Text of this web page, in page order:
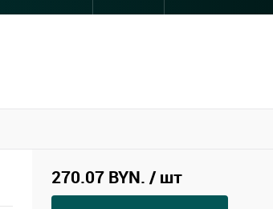
270.07 BYN. / шт